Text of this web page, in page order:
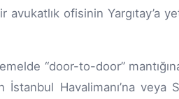
avukatlık ofisinin Yargıtay’a
“door-to-door”
Havalimanı’na veya